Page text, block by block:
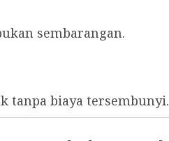
sembarangan.
tanpa biaya tersembunyi.